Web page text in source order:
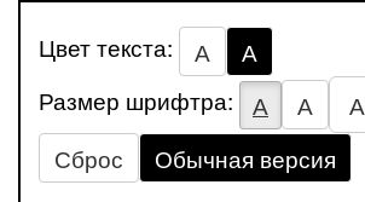
Цвет текста: А
А
Размер шрифтра:
А А
А
Сброс
Обычная версия